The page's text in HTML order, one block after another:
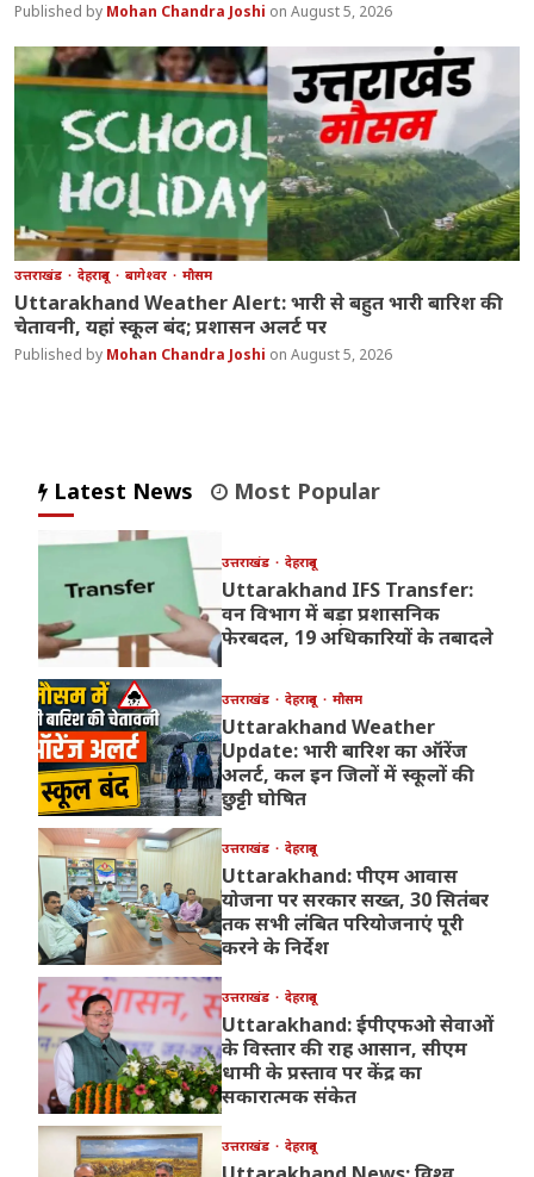
Mohan Chandra Joshi August 5, 2026
उत्तराखंड देहरादून बागेश्वर मौसम
Uttarakhand Weather Alert: भारी से बहुत भारी बारिश की
चेतावनी, यहां स्कूल बंद; प्रशासन अलर्ट पर
Mohan Chandra Joshi August 5, 2026
Latest News Most Popular
उत्तराखंड देहरादून
Uttarakhand IFS Transfer:
वन विभाग में बड़ा प्रशासनिक
फेरबदल, 19 अधिकारियों के तबादले
उत्तराखंड देहरादून मौसम
Uttarakhand Weather
Update: भारी बारिश का ऑरेंज
अलर्ट, कल इन जिलों में स्कूलों की
छुट्टी घोषित
उत्तराखंड देहरादून
Uttarakhand: पीएम आवास
योजना पर सरकार सख्त, 30 सितंबर
तक सभी लंबित परियोजनाएं पूरी
करने के निर्देश
उत्तराखंड देहरादून
Uttarakhand: ईपीएफओ सेवाओं
के विस्तार की राह आसान, सीएम
धामी के प्रस्ताव पर केंद्र का
सकारात्मक संकेत
उत्तराखंड देहरादून